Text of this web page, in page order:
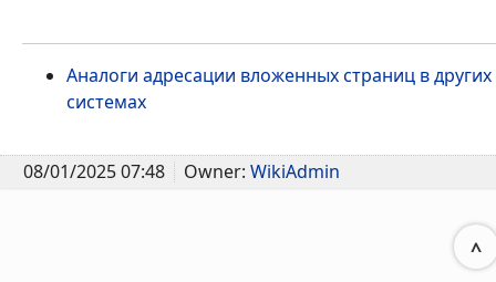
Аналоги адресации вложенных страниц в других
системах
08/01/2025 07:48 Owner: WikiAdmin